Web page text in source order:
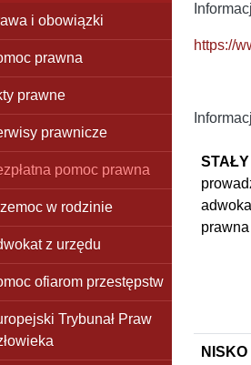
https://
prawna
NISKO
i obowiązki
prawna
prawne
prawnicze
pomoc prawna
w rodzinie
z urzędu
ofiarom przestępstw
Trybunał Praw